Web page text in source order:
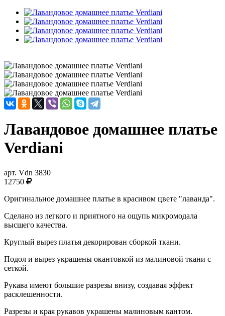
Лавандовое домашнее платье
Verdiani
арт. Vdn 3830
12750
Оригинальное домашнее платье в красивом цвете "лаванда".
Сделано из легкого и приятного на ощупь микромодала
высшего качества.
Круглый вырез платья декорирован сборкой ткани.
Подол и вырез украшены окантовкой из малиновой ткани с
сеткой.
Рукава имеют большие разрезы внизу, создавая эффект
расклешенности.
Разрезы и края рукавов украшены малиновым кантом.